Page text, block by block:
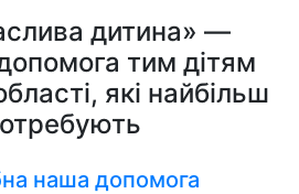
дитина» —
тим дітям
які найбільш
наша допомога